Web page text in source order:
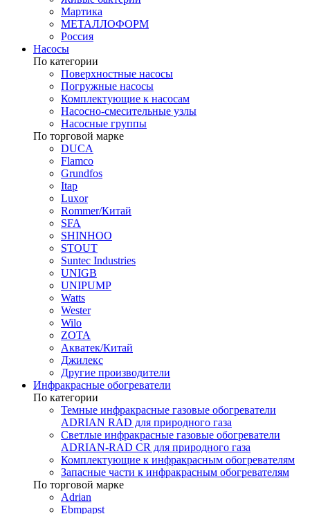
Мартика
МЕТАЛЛОФОРМ
Россия
Насосы
По категории
Поверхностные насосы
Погружные насосы
Комплектующие к насосам
Насосно-смесительные узлы
Насосные группы
По торговой марке
DUCA
Flamco
Grundfos
Itap
Luxor
Rommer/Китай
SFA
SHINHOO
STOUT
Suntec Industries
UNIGB
UNIPUMP
Watts
Wester
Wilo
ZOTA
Акватек/Китай
Джилекс
Другие производители
Инфракрасные обогреватели
По категории
Темные инфракрасные газовые обогреватели
ADRIAN RAD для природного газа
Светлые инфракрасные газовые обогреватели
ADRIAN-RAD CR для природного газа
Комплектующие к инфракрасным обогревателям
Запасные части к инфракрасным обогревателям
По торговой марке
Adrian
Ebmpapst